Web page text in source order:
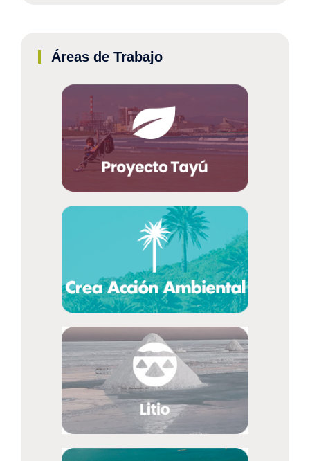
Áreas de Trabajo